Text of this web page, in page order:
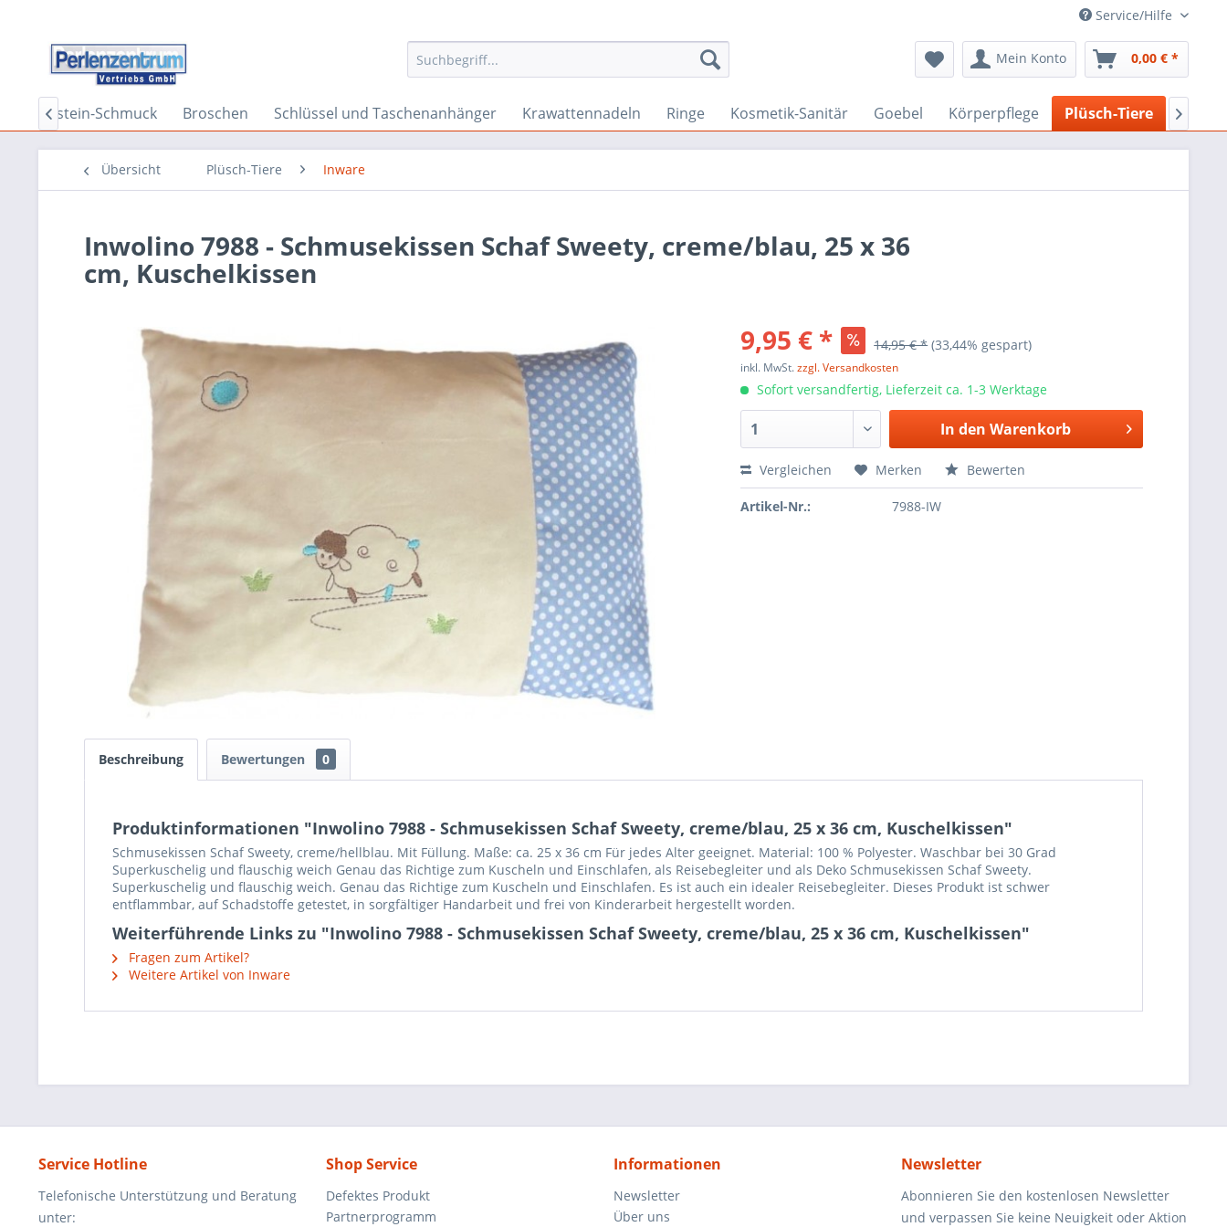
Service/Hilfe
Mein Konto 0,00 € *
Edelstein-Schmuck Broschen Schlüssel und Taschenanhänger Krawattennadeln Ringe Kosmetik-Sanitär Goebel Körperpflege Plüsch-Tiere Ostern
 
Übersicht Plüsch-Tiere Inware
Inwolino 7988 - Schmusekissen Schaf Sweety, creme/blau, 25 x 36
cm, Kuschelkissen
9,95 € *
14,95 € * (33,44% gespart)
inkl. MwSt.zzgl. Versandkosten
Sofort versandfertig, Lieferzeit ca. 1-3 Werktage
In den Warenkorb
Vergleichen Merken Bewerten
Artikel-Nr.: 7988-IW
Beschreibung Bewertungen 0
Produktinformationen "Inwolino 7988 - Schmusekissen Schaf Sweety, creme/blau, 25 x 36 cm, Kuschelkissen"
Schmusekissen Schaf Sweety, creme/hellblau. Mit Füllung. Maße: ca. 25 x 36 cm Für jedes Alter geeignet. Material: 100 % Polyester. Waschbar bei 30 Grad
Superkuschelig und flauschig weich Genau das Richtige zum Kuscheln und Einschlafen, als Reisebegleiter und als Deko Schmusekissen Schaf Sweety.
Superkuschelig und flauschig weich. Genau das Richtige zum Kuscheln und Einschlafen. Es ist auch ein idealer Reisebegleiter. Dieses Produkt ist schwer
entflammbar, auf Schadstoffe getestet, in sorgfältiger Handarbeit und frei von Kinderarbeit hergestellt worden.
Weiterführende Links zu "Inwolino 7988 - Schmusekissen Schaf Sweety, creme/blau, 25 x 36 cm, Kuschelkissen"
Fragen zum Artikel?
Weitere Artikel von Inware
Service Hotline
Telefonische Unterstützung und Beratung
unter:
Shop Service
Defektes Produkt
Partnerprogramm
Informationen
Newsletter
Über uns
Newsletter
Abonnieren Sie den kostenlosen Newsletter
und verpassen Sie keine Neuigkeit oder Aktion